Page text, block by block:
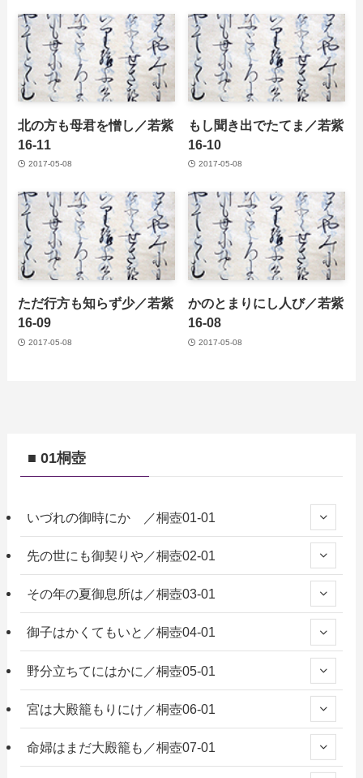
北の方も母君を憎し／若紫
16-11
2017-05-08
もし聞き出でたてま／若紫
16-10
2017-05-08
ただ行方も知らず少／若紫
16-09
2017-05-08
かのとまりにし人び／若紫
16-08
2017-05-08
■ 01桐壺
いづれの御時にか ／桐壺01-01
先の世にも御契りや／桐壺02-01
その年の夏御息所は／桐壺03-01
御子はかくてもいと／桐壺04-01
野分立ちてにはかに／桐壺05-01
宮は大殿籠もりにけ／桐壺06-01
命婦はまだ大殿籠も／桐壺07-01